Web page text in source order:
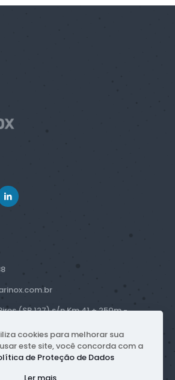
(SP 127) s/n Km 41 + 250m -
cookies para melhorar sua
este site, você concorda com a
de Proteção de Dados